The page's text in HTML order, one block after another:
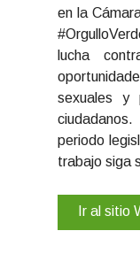
en la
lucha
sexuales y
periodo
trabajo siga
Ir al sitio